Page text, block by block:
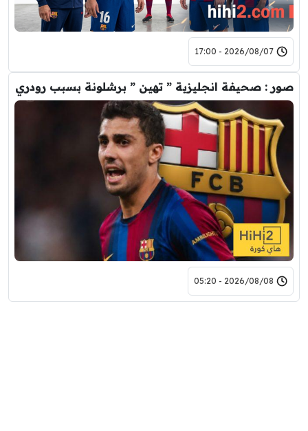
2026/08/07 - 17:00
صور : صحيفة انجليزية ” تهين ” برشلونة بسبب رودري
2026/08/08 - 05:20